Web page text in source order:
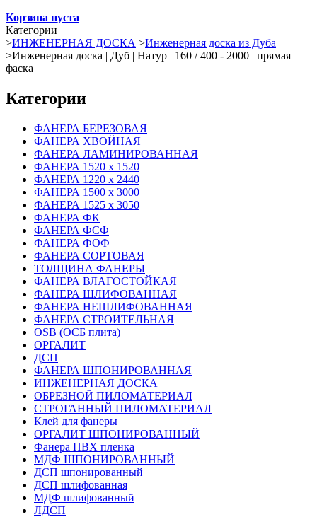
Корзина пуста
Категории
>ИНЖЕНЕРНАЯ ДОСКА >Инженерная доска из Дуба
>Инженерная доска | Дуб | Натур | 160 / 400 - 2000 | прямая
фаска
Категории
ФАНЕРА БЕРЕЗОВАЯ
ФАНЕРА ХВОЙНАЯ
ФАНЕРА ЛАМИНИРОВАННАЯ
ФАНЕРА 1520 х 1520
ФАНЕРА 1220 х 2440
ФАНЕРА 1500 х 3000
ФАНЕРА 1525 х 3050
ФАНЕРА ФК
ФАНЕРА ФСФ
ФАНЕРА ФОФ
ФАНЕРА СОРТОВАЯ
ТОЛЩИНА ФАНЕРЫ
ФАНЕРА ВЛАГОСТОЙКАЯ
ФАНЕРА ШЛИФОВАННАЯ
ФАНЕРА НЕШЛИФОВАННАЯ
ФАНЕРА СТРОИТЕЛЬНАЯ
OSB (ОСБ плита)
ОРГАЛИТ
ДСП
ФАНЕРА ШПОНИРОВАННАЯ
ИНЖЕНЕРНАЯ ДОСКА
ОБРЕЗНОЙ ПИЛОМАТЕРИАЛ
СТРОГАННЫЙ ПИЛОМАТЕРИАЛ
Клей для фанеры
ОРГАЛИТ ШПОНИРОВАННЫЙ
Фанера ПВХ пленка
МДФ ШПОНИРОВАННЫЙ
ДСП шпонированный
ДСП шлифованная
МДФ шлифованный
ЛДСП